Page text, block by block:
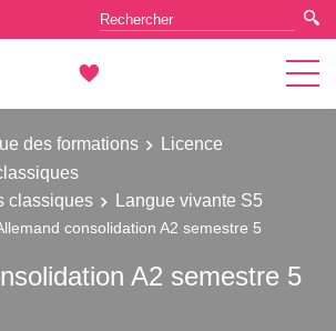
des formations
Licence
classiques
Langue vivante S5
consolidation A2 semestre 5
A2 semestre 5